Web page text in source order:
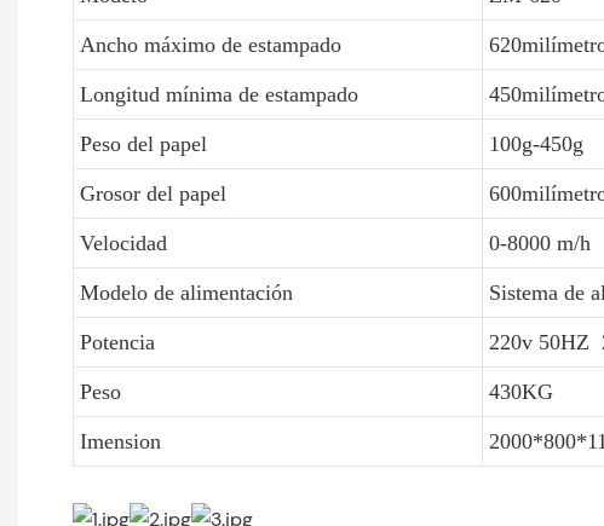
Ancho máximo de estampado
Longitud mínima de estampado
Peso del papel 100g-450g
Grosor del papel
Velocidad 0-8000 m/h
Modelo de alimentación Sistema de
Potencia 220v 50HZ
Peso 430KG
Imension